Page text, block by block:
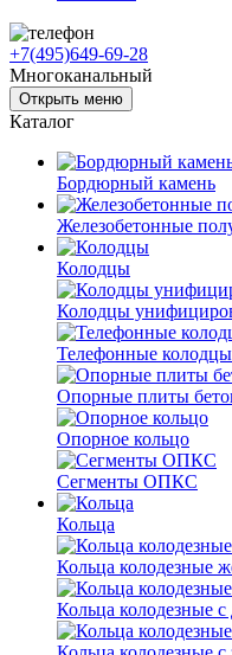
+7(495)649-69-28
Многоканальный
Открыть меню
Каталог
Бордюрный камень
Железобетонные
Колодцы
Колодцы
Телефонные
Опорные плиты
Опорное кольцо
Сегменты ОПКС
Кольца
Кольца колодезные
Кольца колодезные